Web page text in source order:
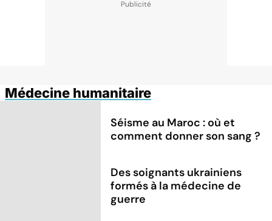
Médecine humanitaire
Séisme au Maroc : où et
comment donner son sang ?
Des soignants ukrainiens
formés à la médecine de
guerre